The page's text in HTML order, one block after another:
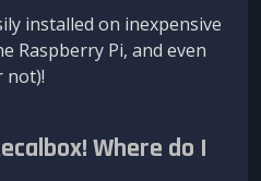
installed on inexpensive
Raspberry Pi, and even
not)!
Where do I